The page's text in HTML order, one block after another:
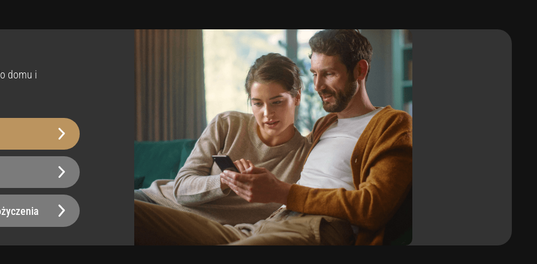
do usunięcia
na zarysowania Wodoodporny Odporna na ciepło
Usuwany Wrażenia dotykowe
Wyczuwalna
w pielęgnacji Usłojenie
Wzdłuż
Szerokość rolki
1,22 m
Nie zawiera szkodliwych
substancji
Gwarancja
domu i